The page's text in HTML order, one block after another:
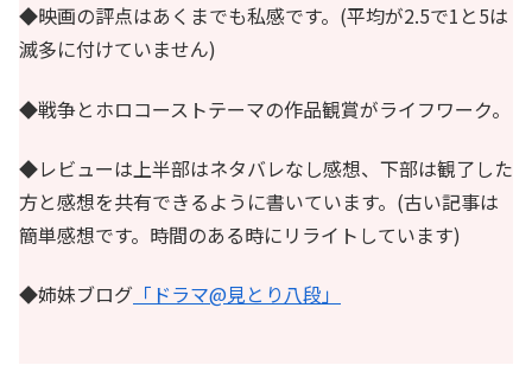
◆映画の評点はあくまでも私感です。(平均が2.5で1と5は
滅多に付けていません)
◆戦争とホロコーストテーマの作品観賞がライフワーク。
◆レビューは上半部はネタバレなし感想、下部は観了した
方と感想を共有できるように書いています。(古い記事は
簡単感想です。時間のある時にリライトしています)
◆姉妹ブログ 「ドラマ@見とり八段」